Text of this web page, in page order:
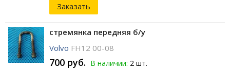
Заказать
стремянка передняя б/у
Volvo FH12 00-08
700 руб. В наличии: 2 шт.